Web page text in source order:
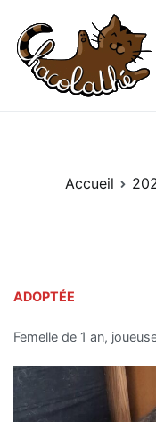
contenu
Accueil
ADOPTÉE
Femelle de 1 an,